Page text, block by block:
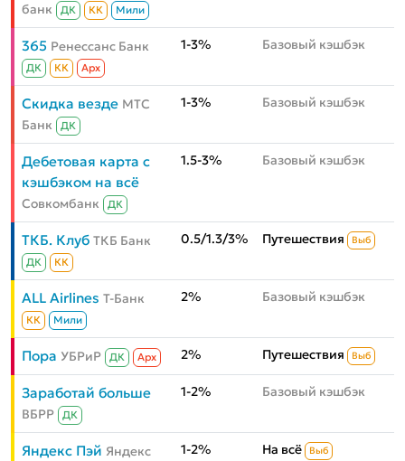
банк ДК КК Мили
365 Ренессанс Банк
ДК КК Aрх
1-3% Базовый кэшбэк
Скидка везде МТС
Банк
ДК
1-3% Базовый кэшбэк
Дебетовая карта с
кэшбэком на всё
Совкомбанк ДК
1.5-3% Базовый кэшбэк
ТКБ. Клуб ТКБ Банк
ДК КК
0.5/1.3/3% Путешествия Выб
ALL Airlines Т-Банк
КК Мили
2% Базовый кэшбэк
Пора УБРиР ДК Aрх 2% Путешествия Выб
Заработай больше
ВБРР ДК
1-2% Базовый кэшбэк
Яндекс Пэй Яндекс
1-2% На всё Выб